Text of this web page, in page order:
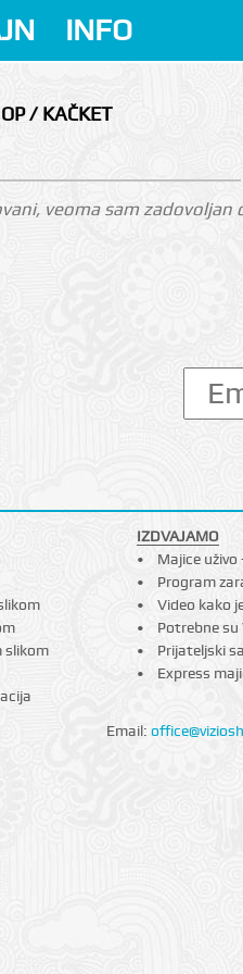
INFO
/ KAČKET
veoma sam
slikom
IZDVAJAMO
Majice uživo
Program
Video kako
Potrebne su
Prijateljski
Express
Email: